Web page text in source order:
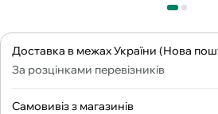
Доставка в межах України (Нова
За розцінками перевізників
Самовивіз з магазинів